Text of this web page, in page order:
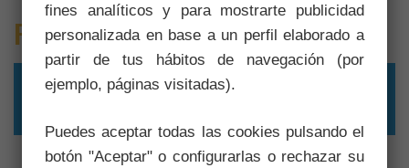
Pueblos
Buscar pueblos
fines analíticos y para mostrarte publicidad
personalizada en base a un perfil elaborado a
partir de tus hábitos de navegación (por
ejemplo, páginas visitadas).
Puedes aceptar todas las cookies pulsando el
botón "Aceptar" o configurarlas o rechazar su